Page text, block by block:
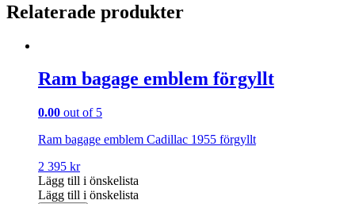
Relaterade produkter
Ram bagage emblem förgyllt
0.00 out of 5
Ram bagage emblem Cadillac 1955 förgyllt
2 395 kr
Lägg till i önskelista
Lägg till i önskelista